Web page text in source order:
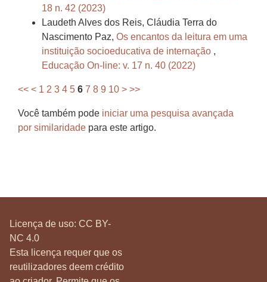
18 n. 42 (2023)
Laudeth Alves dos Reis, Cláudia Terra do
Nascimento Paz, Os encantos da leitura em uma
instituição socioeducativa de internação ,
Educação On-line: v. 17 n. 40 (2022)
<< < 1 2 3 4 5 6 7 8 9 10 > >>
Você também pode iniciar uma pesquisa avançada
por similaridade para este artigo.
Licença de uso: CC BY-
NC 4.0
Esta licença requer que os
reutilizadores deem crédito